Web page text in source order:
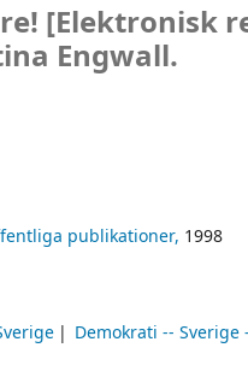
[Elektronisk
Engwall.
publikationer, 1998
Demokrati -- Sverige